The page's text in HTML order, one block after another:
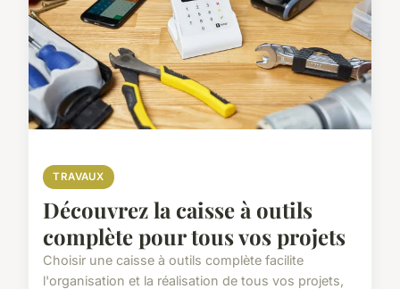
TRAVAUX
Découvrez la caisse à outils
complète pour tous vos projets
Choisir une caisse à outils complète facilite
l'organisation et la réalisation de tous vos projets,